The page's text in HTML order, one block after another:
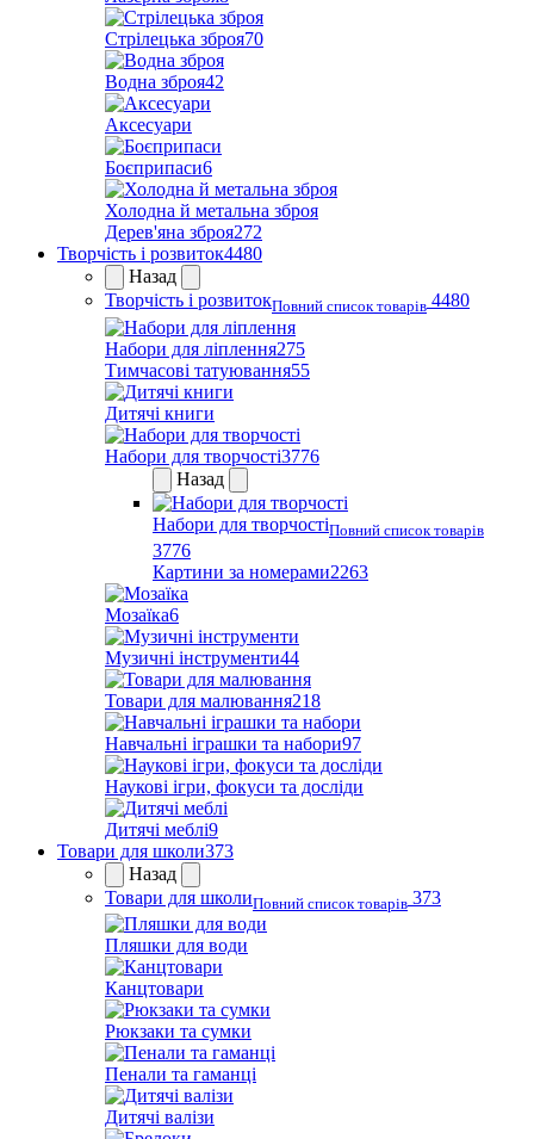
Стрілецька зброя70
Водна зброя42
Аксесуари
Боєприпаси6
Холодна й метальна зброя
Дерев'яна зброя272
Творчість і розвиток4480
Назад
Творчість і розвитокПовний список товарів 4480
Набори для ліплення275
Тимчасові татуювання55
Дитячі книги
Набори для творчості3776
Назад
Набори для творчостіПовний список товарів
3776
Картини за номерами2263
Мозаїка6
Музичні інструменти44
Товари для малювання218
Навчальні іграшки та набори97
Наукові ігри, фокуси та досліди
Дитячі меблі9
Товари для школи373
Назад
Товари для школиПовний список товарів 373
Пляшки для води
Канцтовари
Рюкзаки та сумки
Пенали та гаманці
Дитячі валізи